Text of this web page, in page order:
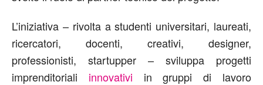
L’iniziativa – rivolta a studenti universitari, laureati,
ricercatori, docenti, creativi, designer,
professionisti, startupper – sviluppa progetti
imprenditoriali innovativi in gruppi di lavoro